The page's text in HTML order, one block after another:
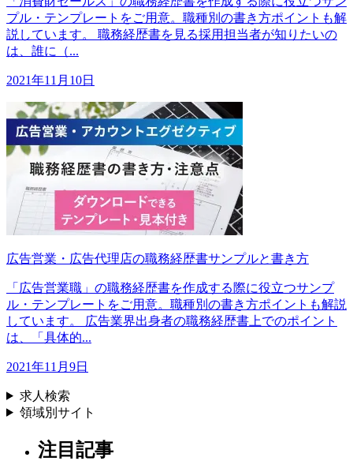
プル・テンプレートをご用意。職種別の書き方ポイントも解
説しています。 職務経歴書を見る採用担当者が知りたいの
は、誰に（...
2021年11月10日
広告営業・広告代理店の職務経歴書サンプルと書き方
「広告営業職」の職務経歴書を作成する際に役立つサンプ
ル・テンプレートをご用意。職種別の書き方ポイントも解説
しています。 広告業界出身者の職務経歴書上でのポイント
は、「具体的...
2021年11月9日
求人検索
領域別サイト
注目記事